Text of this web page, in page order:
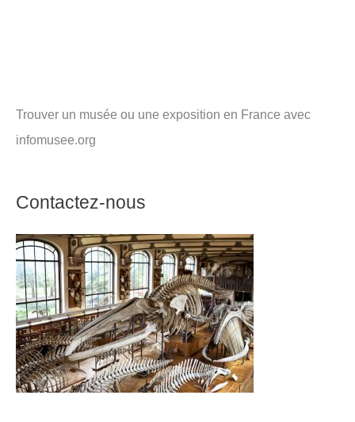
Trouver un musée ou une exposition en France avec
infomusee.org
Contactez-nous